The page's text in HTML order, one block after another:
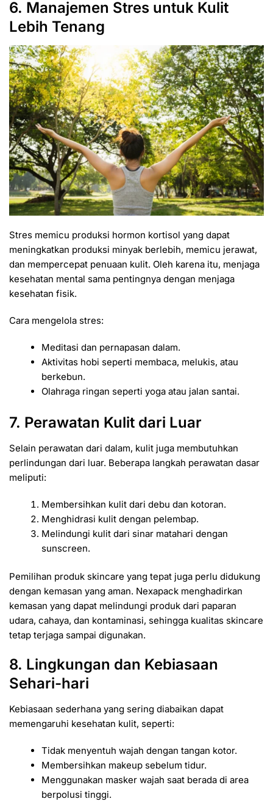
6. Manajemen Stres untuk Kulit
Lebih Tenang
Stres memicu produksi hormon kortisol yang dapat
meningkatkan produksi minyak berlebih, memicu jerawat,
dan mempercepat penuaan kulit. Oleh karena itu, menjaga
kesehatan mental sama pentingnya dengan menjaga
kesehatan fisik.
Cara mengelola stres:
Meditasi dan pernapasan dalam.
Aktivitas hobi seperti membaca, melukis, atau
berkebun.
Olahraga ringan seperti yoga atau jalan santai.
7. Perawatan Kulit dari Luar
Selain perawatan dari dalam, kulit juga membutuhkan
perlindungan dari luar. Beberapa langkah perawatan dasar
meliputi:
Membersihkan kulit dari debu dan kotoran.
Menghidrasi kulit dengan pelembap.
Melindungi kulit dari sinar matahari dengan
sunscreen.
Pemilihan produk skincare yang tepat juga perlu didukung
dengan kemasan yang aman. Nexapack menghadirkan
kemasan yang dapat melindungi produk dari paparan
udara, cahaya, dan kontaminasi, sehingga kualitas skincare
tetap terjaga sampai digunakan.
8. Lingkungan dan Kebiasaan
Sehari-hari
Kebiasaan sederhana yang sering diabaikan dapat
memengaruhi kesehatan kulit, seperti:
Tidak menyentuh wajah dengan tangan kotor.
Membersihkan makeup sebelum tidur.
Menggunakan masker wajah saat berada di area
berpolusi tinggi.